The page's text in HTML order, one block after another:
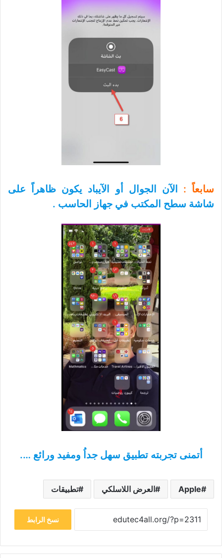
سابعاً : الآن الجوال أو الآيباد يكون ظاهراً على
شاشة سطح المكتب في جهاز الحاسب .
أتمنى تجربته تطبيق سهل جداُ ومفيد ورائع ….
Apple العرض اللاسلكي تطبيقات
نسخ الرابط